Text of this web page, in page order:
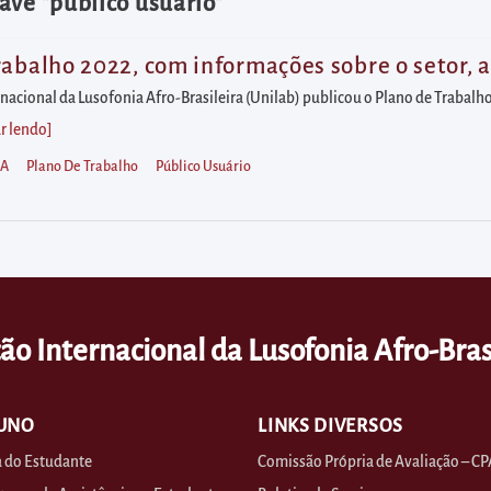
2022, com informações sobre o setor,
da Lusofonia Afro-Brasileira (Unilab) publicou o Plano de
lendo
Plano De Trabalho Público Usuário
Internacional da Lusofonia Afro-
do Estudante
LINKS DIVERSOS
Comissão Própria de Avaliação –